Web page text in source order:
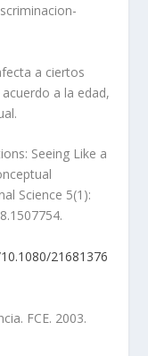
a ciertos
a la edad,
Seeing Like a
Science 5(1):
21681376
FCE. 2003.